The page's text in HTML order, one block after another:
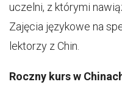
uczelni, z którymi
Zajęcia językowe na
lektorzy z Chin.
Roczny kurs w